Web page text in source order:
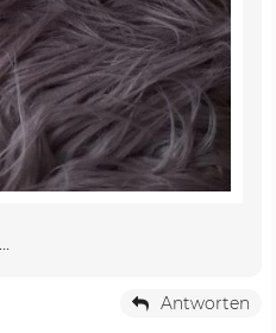
Antworten